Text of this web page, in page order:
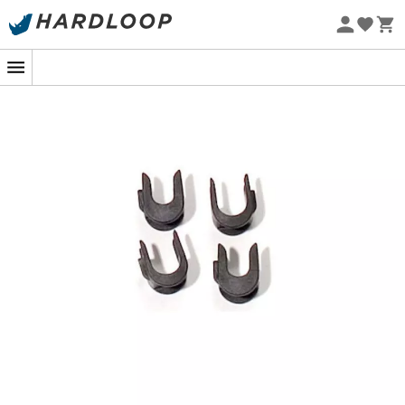
Promos d'été 🔥 -5 % EXTRA dès 2 produits* code Summer5
Eco-conçu